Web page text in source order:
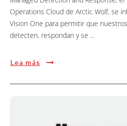
Operations Cloud de Arctic Wolf, se
Vision One para permitir que
detecten, respondan y se ...
Lea más